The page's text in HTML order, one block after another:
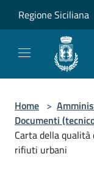
Regione Siciliana
Home >
Documenti
Carta della
rifiuti urbani